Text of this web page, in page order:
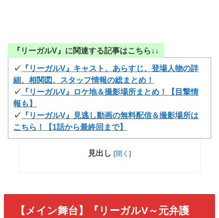
『リーガルV』に関連する記事はこちら↓↓
✓ 『リーガルV』キャスト、あらすじ、登場人物の詳
細、相関図、スタッフ情報の総まとめ！
✓ 『リーガルV』ロケ地＆撮影場所まとめ！【目撃情
報も】
✓ 『リーガルV』見逃し動画の無料配信＆撮影場所は
こちら！【1話から最終回まで】
見出し [開く ]
【メイン舞台】『リーガルV～元弁護